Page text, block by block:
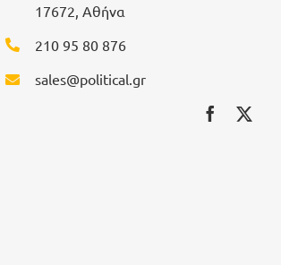
17672, Αθήνα
210 95 80 876
sales@political.gr